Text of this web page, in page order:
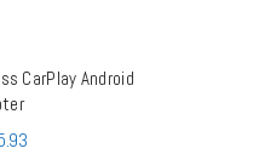
PANIER
CarPlay Android